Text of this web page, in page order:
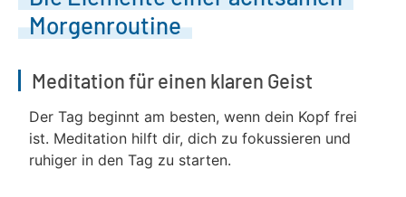
Morgenroutine
Meditation für einen klaren Geist
Der Tag beginnt am besten, wenn dein Kopf frei
ist. Meditation hilft dir, dich zu fokussieren und
ruhiger in den Tag zu starten.